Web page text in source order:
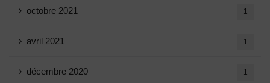
octobre 2021 1
avril 2021 1
décembre 2020 1